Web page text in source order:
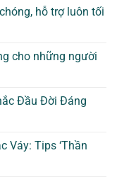
hỗ trợ luôn tối
cho những người
Đầu Đời Đáng
Váy: Tips ‘Thần